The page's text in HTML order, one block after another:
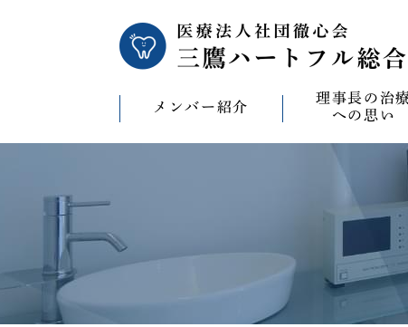
メンバー紹介
理事長の治
への思い
CAD/CAM（オー
療）への思い
バイコンインプラ
マウスピース型矯
ビザライン）への